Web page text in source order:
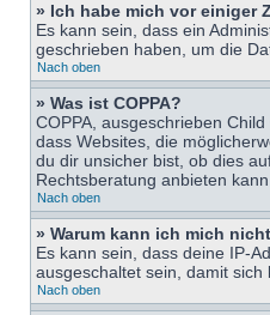
» Ich habe mich vor einiger
Es kann sein, dass ein
geschrieben haben, um die
Nach oben
» Was ist COPPA?
COPPA, ausgeschrieben
dass Websites, die
du dir unsicher bist, ob dies
Rechtsberatung anbieten
Nach oben
» Warum kann ich mich
Es kann sein, dass deine IP-
ausgeschaltet sein, damit
Nach oben